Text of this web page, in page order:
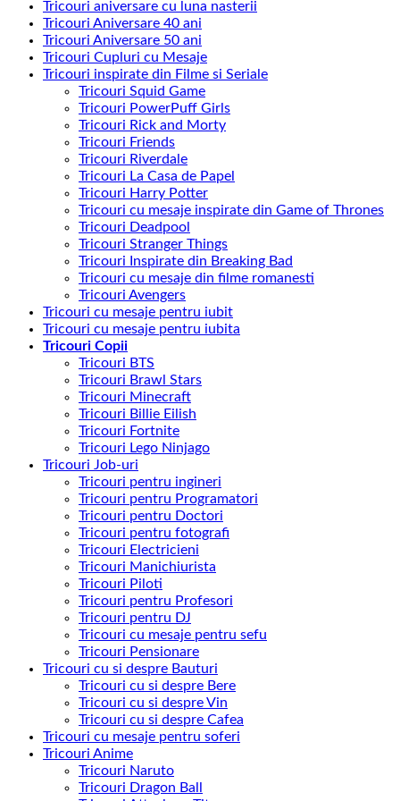
Tricouri aniversare cu luna nasterii
Tricouri Aniversare 40 ani
Tricouri Aniversare 50 ani
Tricouri Cupluri cu Mesaje
Tricouri inspirate din Filme si Seriale
Tricouri Squid Game
Tricouri PowerPuff Girls
Tricouri Rick and Morty
Tricouri Friends
Tricouri Riverdale
Tricouri La Casa de Papel
Tricouri Harry Potter
Tricouri cu mesaje inspirate din Game of Thrones
Tricouri Deadpool
Tricouri Stranger Things
Tricouri Inspirate din Breaking Bad
Tricouri cu mesaje din filme romanesti
Tricouri Avengers
Tricouri cu mesaje pentru iubit
Tricouri cu mesaje pentru iubita
Tricouri Copii
Tricouri BTS
Tricouri Brawl Stars
Tricouri Minecraft
Tricouri Billie Eilish
Tricouri Fortnite
Tricouri Lego Ninjago
Tricouri Job-uri
Tricouri pentru ingineri
Tricouri pentru Programatori
Tricouri pentru Doctori
Tricouri pentru fotografi
Tricouri Electricieni
Tricouri Manichiurista
Tricouri Piloti
Tricouri pentru Profesori
Tricouri pentru DJ
Tricouri cu mesaje pentru sefu
Tricouri Pensionare
Tricouri cu si despre Bauturi
Tricouri cu si despre Bere
Tricouri cu si despre Vin
Tricouri cu si despre Cafea
Tricouri cu mesaje pentru soferi
Tricouri Anime
Tricouri Naruto
Tricouri Dragon Ball